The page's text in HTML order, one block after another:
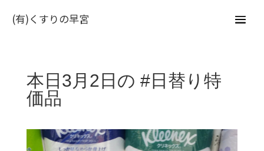
(有)くすりの早宮
本日3月2日の #日替り特
価品 ⁡